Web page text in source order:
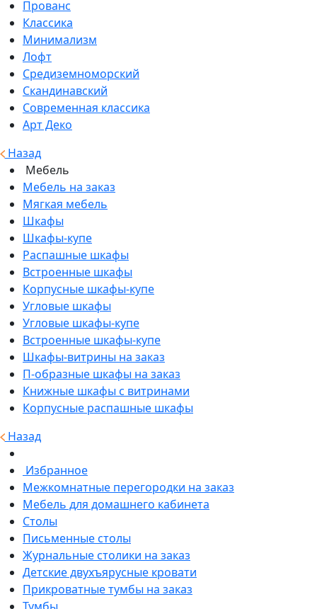
Прованс
Классика
Минимализм
Лофт
Средиземноморский
Скандинавский
Современная классика
Арт Деко
Назад
Мебель
Мебель на заказ
Мягкая мебель
Шкафы
Шкафы-купе
Распашные шкафы
Встроенные шкафы
Корпусные шкафы-купе
Угловые шкафы
Угловые шкафы-купе
Встроенные шкафы-купе
Шкафы-витрины на заказ
П-образные шкафы на заказ
Книжные шкафы с витринами
Корпусные распашные шкафы
Назад
Избранное
Межкомнатные перегородки на заказ
Мебель для домашнего кабинета
Столы
Письменные столы
Журнальные столики на заказ
Детские двухъярусные кровати
Прикроватные тумбы на заказ